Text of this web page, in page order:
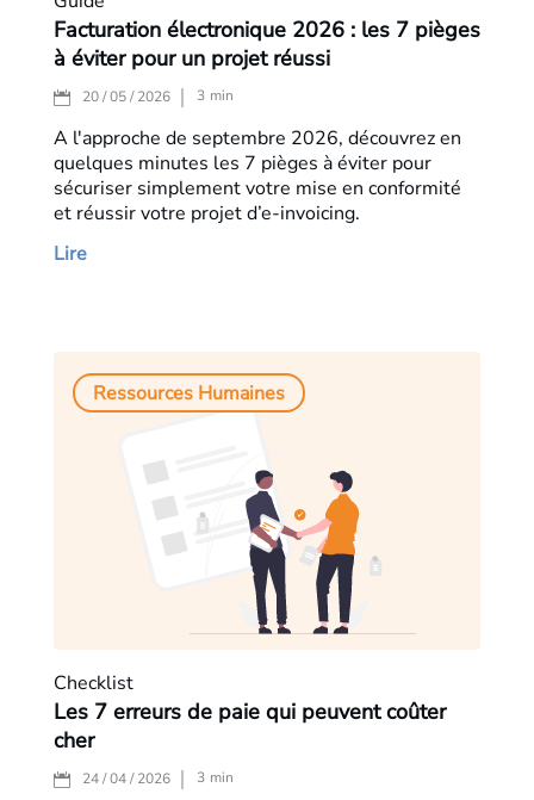
Facturation électronique 2026 : les 7 pièges
à éviter pour un projet réussi
20 / 05 / 2026 3 min
A l'approche de septembre 2026, découvrez en
quelques minutes les 7 pièges à éviter pour
sécuriser simplement votre mise en conformité
et réussir votre projet d’e-invoicing.
Lire
Ressources Humaines
Checklist
Les 7 erreurs de paie qui peuvent coûter
cher
24 / 04 / 2026 3 min